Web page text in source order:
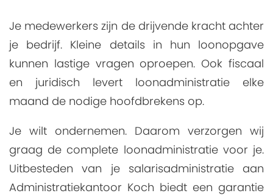
Je medewerkers zijn de drijvende kracht achter
je bedrijf. Kleine details in hun loonopgave
kunnen lastige vragen oproepen. Ook fiscaal
en juridisch levert loonadministratie elke
maand de nodige hoofdbrekens op.
Je wilt ondernemen. Daarom verzorgen wij
graag de complete loonadministratie voor je.
Uitbesteden van je salarisadministratie aan
Administratiekantoor Koch biedt een garantie